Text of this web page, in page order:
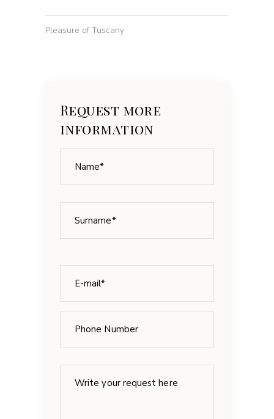
Pleasure of Tuscany
Request more
information